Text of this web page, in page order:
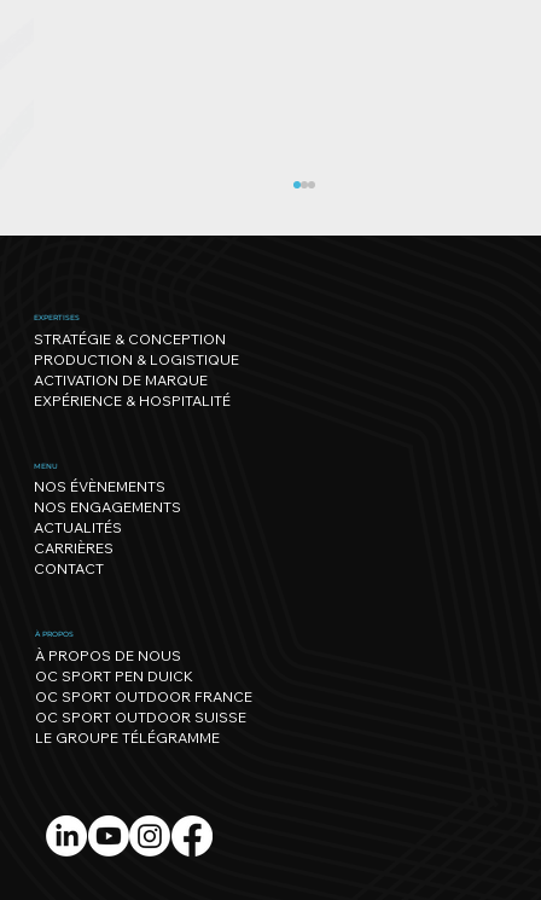
Škoda (Le Mans) et poursuit son
développement en France
EXPERTISES
STRATÉGIE & CONCEPTION
PRODUCTION & LOGISTIQUE
ACTIVATION DE MARQUE
EXPÉRIENCE & HOSPITALITÉ
MENU
NOS ÉVÈNEMENTS
NOS ENGAGEMENTS
ACTUALITÉS
CARRIÈRES
CONTACT
À PROPOS
À PROPOS DE NOUS
OC SPORT PEN DUICK
OC SPORT OUTDOOR FRANCE
OC SPORT OUTDOOR SUISSE
LE GROUPE TÉLÉGRAMME